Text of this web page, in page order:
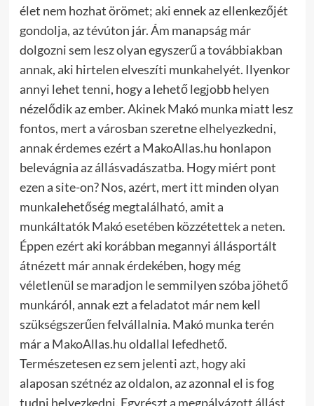
élet nem hozhat örömet; aki ennek az ellenkezőjét
gondolja, az tévúton jár. Ám manapság már
dolgozni sem lesz olyan egyszerű a továbbiakban
annak, aki hirtelen elveszíti munkahelyét. Ilyenkor
annyi lehet tenni, hogy a lehető legjobb helyen
nézelődik az ember. Akinek Makó munka miatt lesz
fontos, mert a városban szeretne elhelyezkedni,
annak érdemes ezért a MakoAllas.hu honlapon
belevágnia az állásvadászatba. Hogy miért pont
ezen a site-on? Nos, azért, mert itt minden olyan
munkalehetőség megtalálható, amit a
munkáltatók Makó esetében közzétettek a neten.
Éppen ezért aki korábban megannyi állásportált
átnézett már annak érdekében, hogy még
véletlenül se maradjon le semmilyen szóba jöhető
munkáról, annak ezt a feladatot már nem kell
szükségszerűen felvállalnia. Makó munka terén
már a MakoAllas.hu oldallal lefedhető.
Természetesen ez sem jelenti azt, hogy aki
alaposan szétnéz az oldalon, az azonnal el is fog
tudni helyezkedni. Egyrészt a megpályázott állást,